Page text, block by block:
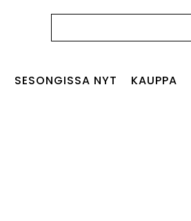
SESONGISSA NYT KAUPPA